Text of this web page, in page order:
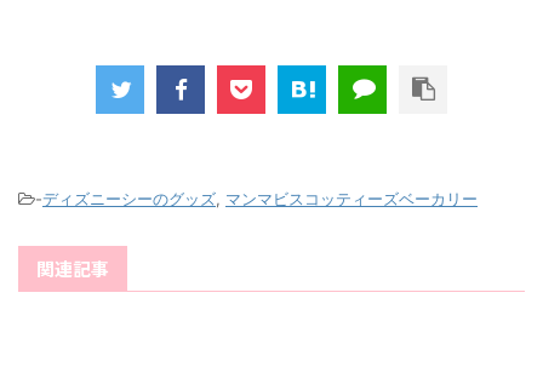
-ディズニーシーのグッズ, マンマビスコッティーズベーカリー
関連記事